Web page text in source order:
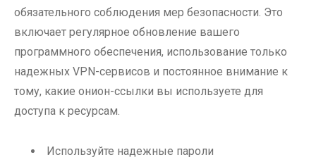
обязательного соблюдения мер безопасности. Это
включает регулярное обновление вашего
программного обеспечения, использование только
надежных VPN-сервисов и постоянное внимание к
тому, какие онион-ссылки вы используете для
доступа к ресурсам.
Используйте надежные пароли